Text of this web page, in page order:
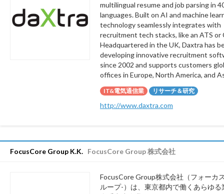
multilingual resume and job parsing in
languages. Built on AI and machine
technology seamlessly integrates with
recruitment tech stacks, like an ATS or
Headquartered in the UK, Daxtra has
developing innovative recruitment
since 2002 and supports customers
offices in Europe, North America, and
IT&電気通信業 リサーチ＆研究
http://www.daxtra.com
FocusCore Group K.K. FocusCore Group 株式会社
FocusCore Group株式会社（フォーカ
ループ-）は、東京都内で働くあらゆる